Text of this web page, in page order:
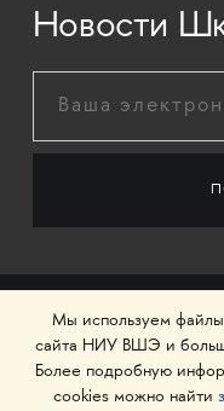
Новости
Мы используем
сайта НИУ ВШЭ и
Более подробную
cookies можно найти